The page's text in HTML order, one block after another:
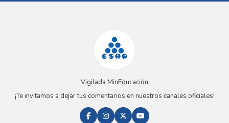
Vigilada MinEducación
¡Te invitamos a dejar tus comentarios en nuestros canales oficiales!